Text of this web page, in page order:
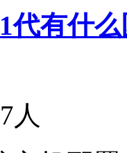
代有什
人